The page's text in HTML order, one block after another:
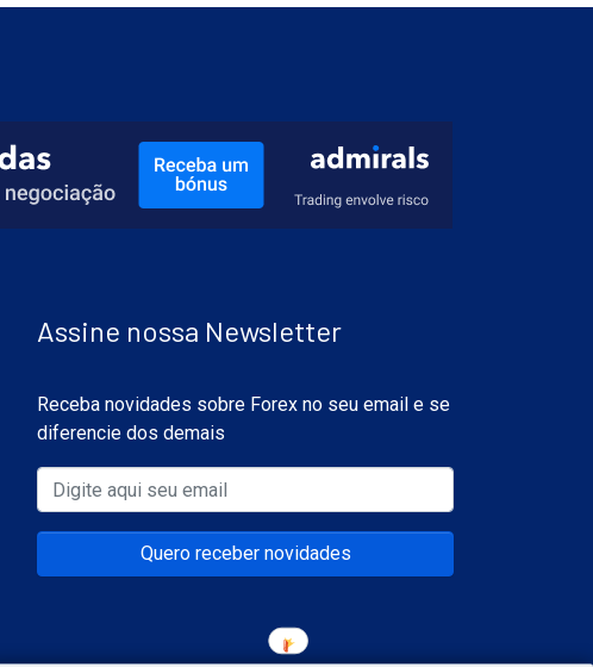
Assine nossa Newsletter
Receba novidades sobre Forex no seu email e se
diferencie dos demais
Quero receber novidades